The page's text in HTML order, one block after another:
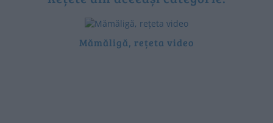
Mămăligă, rețeta video